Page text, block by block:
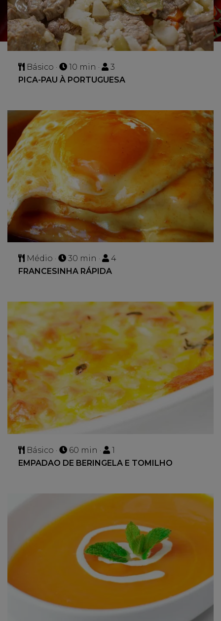
Básico · 10 min ·
3
PICA-PAU À PORTUGUESA
Médio · 30 min ·
4
FRANCESINHA RÁPIDA
Básico · 60 min ·
1
EMPADAO DE BERINGELA E TOMILHO